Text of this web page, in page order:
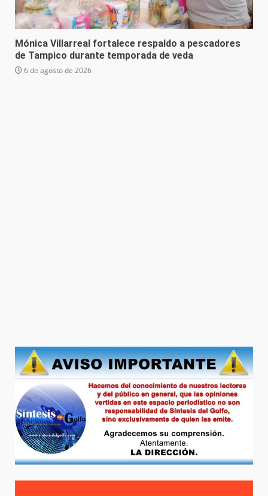
Mónica Villarreal fortalece respaldo a pescadores
de Tampico durante temporada de veda
6 de agosto de 2026